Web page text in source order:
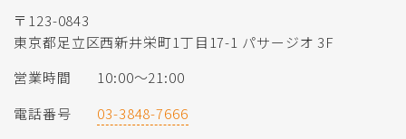
〒123-0843
東京都足立区西新井栄町1丁目17-1 パサージオ 3F
営業時間
10:00〜21:00
電話番号
03-3848-7666